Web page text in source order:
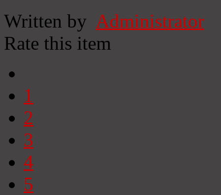
Written by Administrator
Rate this item
1
2
3
4
5